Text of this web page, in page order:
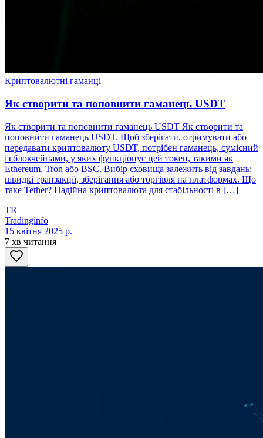
Криптовалютні гаманці
Як створити та поповнити гаманець USDT
Як створити та поповнити гаманець USDT Як створити та
поповнити гаманець USDT. Щоб зберігати, отримувати або
передавати криптовалюту USDT, потрібен гаманець, сумісний
із блокчейнами, у яких функціонує цей токен, такими як
Ethereum, Tron або BSC. Вибір сховища залежить від завдань:
швидкі транзакції, зберігання або торгівля на платформах. Що
таке Tether? Надійна криптовалюта для стабільності в […]
TR
Tradinginfo
15 квітня 2025 р.
7 хв читання